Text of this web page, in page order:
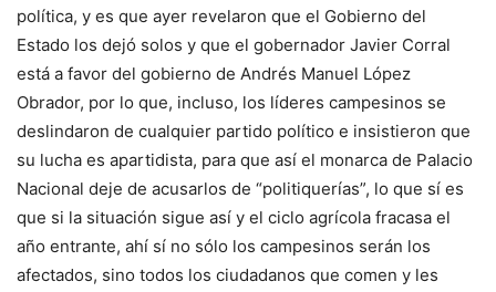
política, y es que ayer revelaron que el Gobierno del
Estado los dejó solos y que el gobernador Javier Corral
está a favor del gobierno de Andrés Manuel López
Obrador, por lo que, incluso, los líderes campesinos se
deslindaron de cualquier partido político e insistieron que
su lucha es apartidista, para que así el monarca de Palacio
Nacional deje de acusarlos de “politiquerías”, lo que sí es
que si la situación sigue así y el ciclo agrícola fracasa el
año entrante, ahí sí no sólo los campesinos serán los
afectados, sino todos los ciudadanos que comen y les